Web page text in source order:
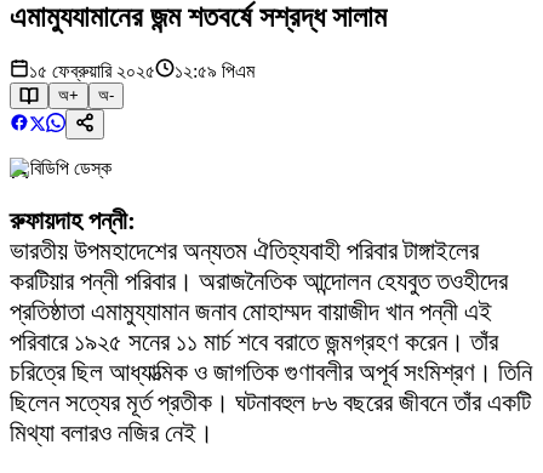
এমামুযযামানের জন্ম শতবর্ষে সশ্রদ্ধ সালাম
১৫ ফেব্রুয়ারি ২০২৫ ১২:৫৯ পিএম
অ+ অ-
বিডিপি ডেস্ক
রুফায়দাহ পন্নী:
ভারতীয় উপমহাদেশের অন্যতম ঐতিহ্যবাহী পরিবার টাঙ্গাইলের
করটিয়ার পন্নী পরিবার। অরাজনৈতিক আন্দোলন হেযবুত তওহীদের
প্রতিষ্ঠাতা এমামুয্যামান জনাব মোহাম্মদ বায়াজীদ খান পন্নী এই
পরিবারে ১৯২৫ সনের ১১ মার্চ শবে বরাতে জন্মগ্রহণ করেন। তাঁর
চরিত্রে ছিল আধ্যাত্মিক ও জাগতিক গুণাবলীর অপূর্ব সংমিশ্রণ। তিনি
ছিলেন সত্যের মূর্ত প্রতীক। ঘটনাবহুল ৮৬ বছরের জীবনে তাঁর একটি
মিথ্যা বলারও নজির নেই।